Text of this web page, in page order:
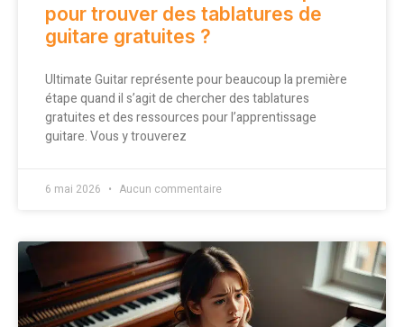
pour trouver des tablatures de
guitare gratuites ?
Ultimate Guitar représente pour beaucoup la première
étape quand il s’agit de chercher des tablatures
gratuites et des ressources pour l’apprentissage
guitare. Vous y trouverez
6 mai 2026 Aucun commentaire